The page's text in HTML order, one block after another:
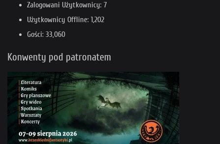
Zalogowani Użytkownicy: 7
Użytkownicy Offline: 1,202
Gości: 33,060
Konwenty pod patronatem